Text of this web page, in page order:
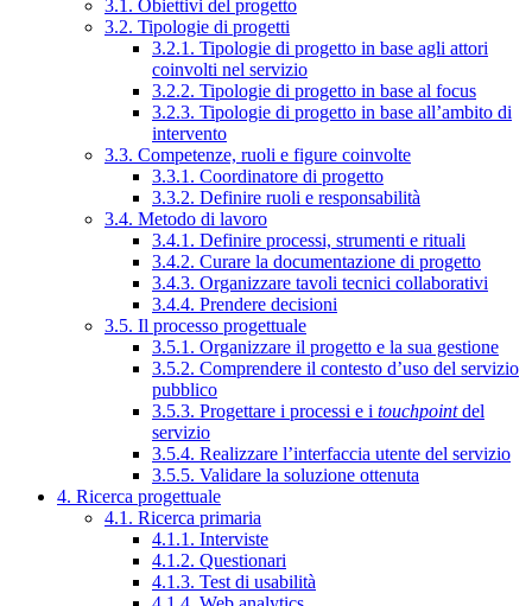
3.1. Obiettivi del progetto
3.2. Tipologie di progetti
3.2.1. Tipologie di progetto in base agli attori
coinvolti nel servizio
3.2.2. Tipologie di progetto in base al focus
3.2.3. Tipologie di progetto in base all’ambito di
intervento
3.3. Competenze, ruoli e figure coinvolte
3.3.1. Coordinatore di progetto
3.3.2. Definire ruoli e responsabilità
3.4. Metodo di lavoro
3.4.1. Definire processi, strumenti e rituali
3.4.2. Curare la documentazione di progetto
3.4.3. Organizzare tavoli tecnici collaborativi
3.4.4. Prendere decisioni
3.5. Il processo progettuale
3.5.1. Organizzare il progetto e la sua gestione
3.5.2. Comprendere il contesto d’uso del servizio
pubblico
3.5.3. Progettare i processi e i touchpointdel
servizio
3.5.4. Realizzare l’interfaccia utente del servizio
3.5.5. Validare la soluzione ottenuta
4. Ricerca progettuale
4.1. Ricerca primaria
4.1.1. Interviste
4.1.2. Questionari
4.1.3. Test di usabilità